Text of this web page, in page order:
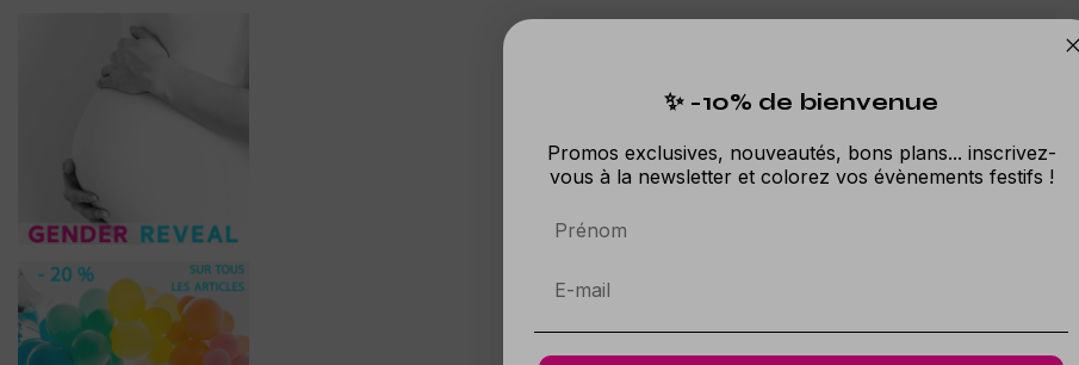
✨ -10% de bienvenue
Promos exclusives, nouveautés, bons plans... inscrivez-
vous à la newsletter et colorez vos évènements festifs !
Prénom